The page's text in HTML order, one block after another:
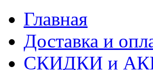
Главная
Доставка и
СКИДКИ и